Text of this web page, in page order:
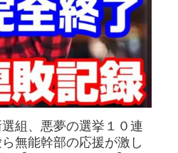
選組、悪夢の選挙１０連
無能幹部の応援が激し